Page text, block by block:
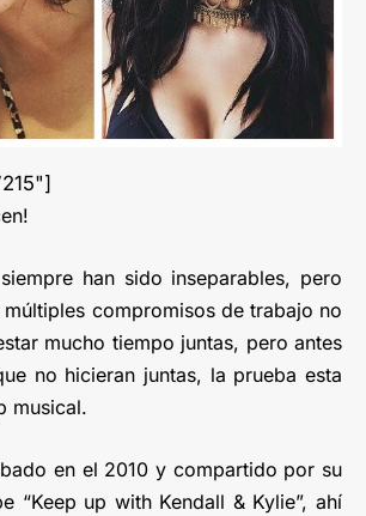
han sido inseparables, pero
múltiples compromisos de trabajo no
mucho tiempo juntas, pero antes
no hicieran juntas, la prueba esta
musical.
en el 2010 y compartido por su
“Keep up with Kendall & Kylie”, ahí